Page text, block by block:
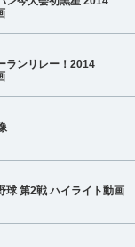
ランリレー！2014
球 第2戦 ハイライト動画